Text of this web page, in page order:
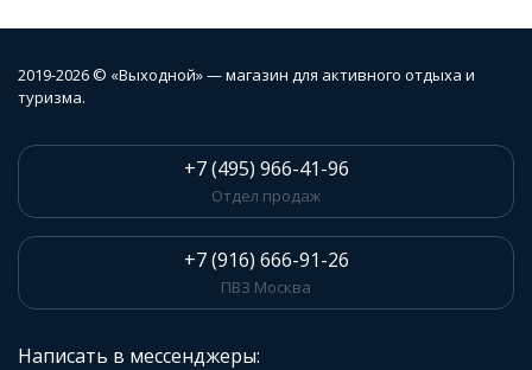
2019-2026 © «Выходной» — магазин для активного отдыха и
туризма.
+7 (495) 966-41-96
Отдел продаж
+7 (916) 666-91-26
ПВЗ Москва
Написать в мессенджеры: